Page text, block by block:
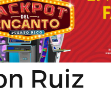
Ruiz